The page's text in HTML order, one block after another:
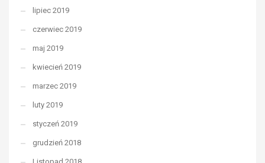
lipiec 2019
czerwiec 2019
maj 2019
kwiecień 2019
marzec 2019
luty 2019
styczeń 2019
grudzień 2018